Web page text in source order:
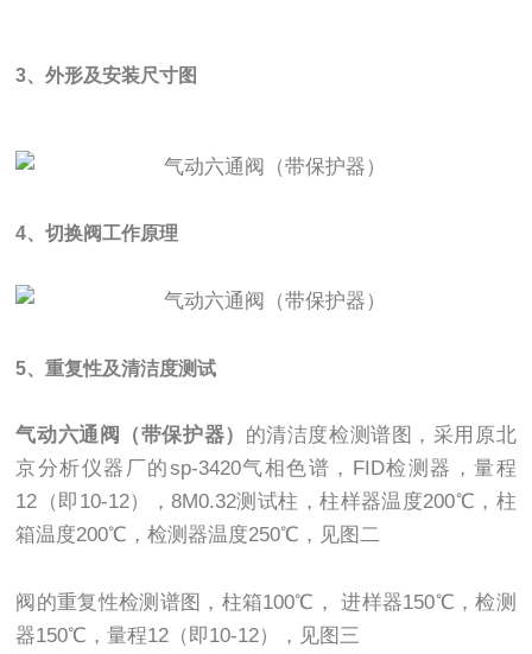
3、外形及安装尺寸图
4、切换阀工作原理
5、重复性及清洁度测试
气动六通阀（带保护器） 的清洁度检测谱图，采用原北
京分析仪器厂的sp-3420气相色谱，FID检测器，量程
12（即10-12），8M0.32测试柱，柱样器温度200℃，柱
箱温度200℃，检测器温度250℃，见图二
阀的重复性检测谱图，柱箱100℃， 进样器150℃，检测
器150℃，量程12（即10-12），见图三